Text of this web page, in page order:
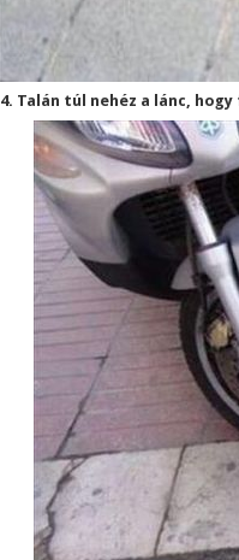
4. Talán túl nehéz a lánc,